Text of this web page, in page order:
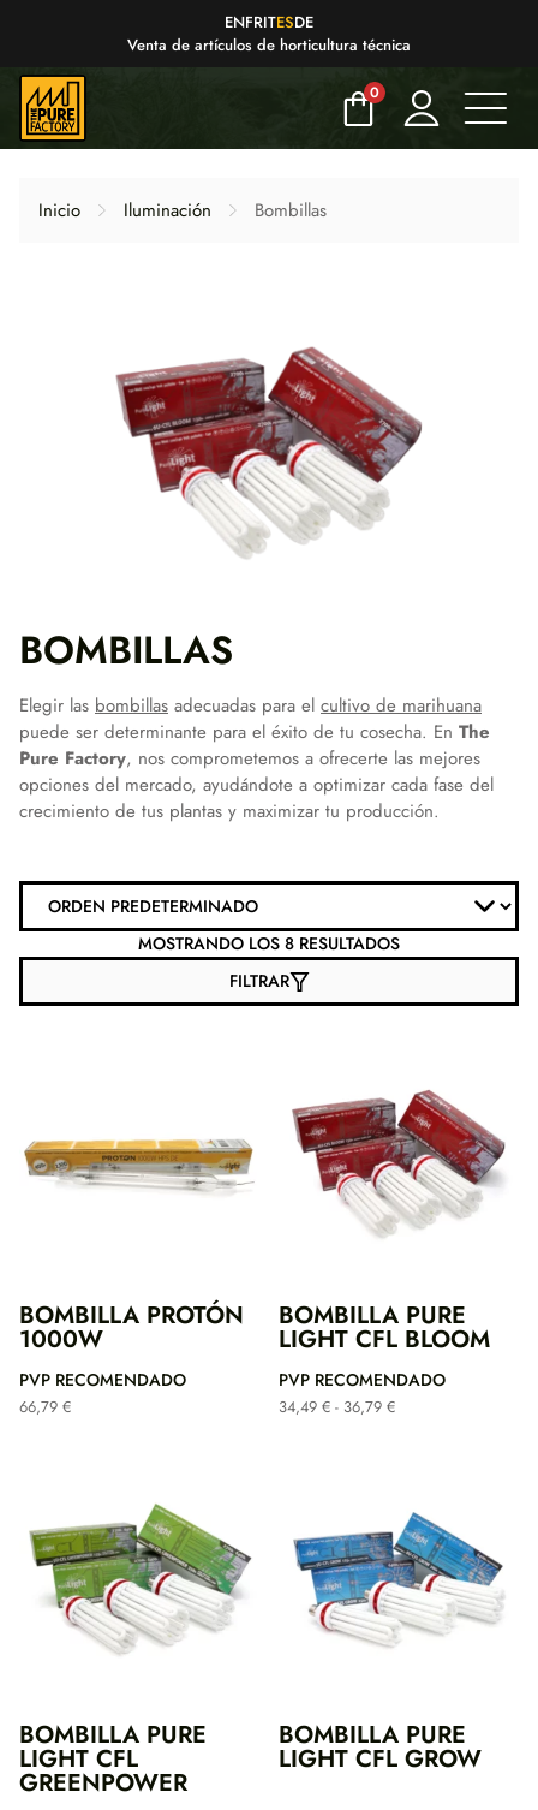
ENFRITESDE
Venta de artículos de horticultura técnica
0
Inicio Iluminación Bombillas
BOMBILLAS
Elegir las bombillas adecuadas para el cultivo de marihuana
puede ser determinante para el éxito de tu cosecha. En The
Pure Factory, nos comprometemos a ofrecerte las mejores
opciones del mercado, ayudándote a optimizar cada fase del
crecimiento de tus plantas y maximizar tu producción.
MOSTRANDO LOS 8 RESULTADOS
FILTRAR
BOMBILLA PROTÓN
1000W
PVP RECOMENDADO
66,79 €
BOMBILLA PURE
LIGHT CFL BLOOM
PVP RECOMENDADO
34,49 € - 36,79 €Rango
hasta
36,79 €
BOMBILLA PURE
LIGHT CFL
GREENPOWER
BOMBILLA PURE
LIGHT CFL GROW